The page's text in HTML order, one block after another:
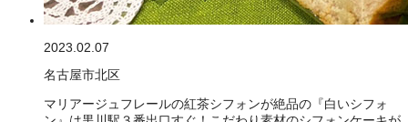
2023.02.07
名古屋市北区
マリアージュフレールの紅茶シフォンが絶品の『白いシフォ